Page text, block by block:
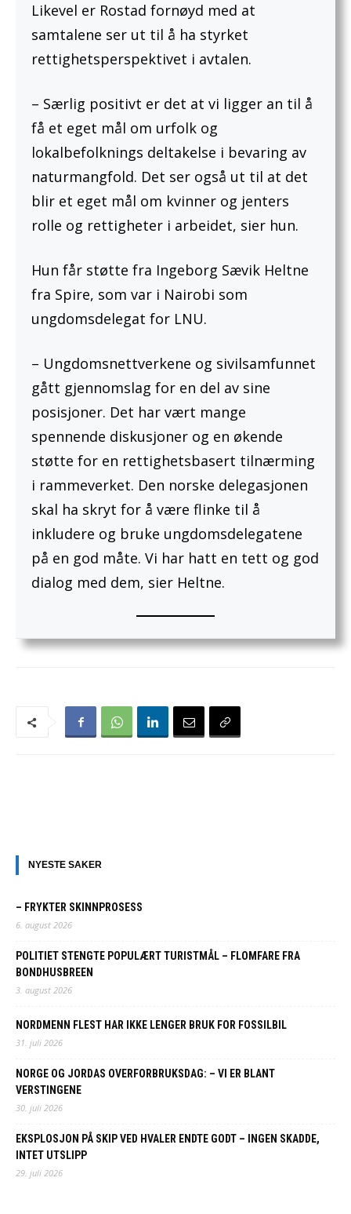
Likevel er Rostad fornøyd med at
samtalene ser ut til å ha styrket
rettighetsperspektivet i avtalen.
– Særlig positivt er det at vi ligger an til å
få et eget mål om urfolk og
lokalbefolknings deltakelse i bevaring av
naturmangfold. Det ser også ut til at det
blir et eget mål om kvinner og jenters
rolle og rettigheter i arbeidet, sier hun.
Hun får støtte fra Ingeborg Sævik Heltne
fra Spire, som var i Nairobi som
ungdomsdelegat for LNU.
– Ungdomsnettverkene og sivilsamfunnet
gått gjennomslag for en del av sine
posisjoner. Det har vært mange
spennende diskusjoner og en økende
støtte for en rettighetsbasert tilnærming
i rammeverket. Den norske delegasjonen
skal ha skryt for å være flinke til å
inkludere og bruke ungdomsdelegatene
på en god måte. Vi har hatt en tett og god
dialog med dem, sier Heltne.
NYESTE SAKER
– FRYKTER SKINNPROSESS
6. august 2026
POLITIET STENGTE POPULÆRT TURISTMÅL – FLOMFARE FRA
BONDHUSBREEN
3. august 2026
NORDMENN FLEST HAR IKKE LENGER BRUK FOR FOSSILBIL
31. juli 2026
NORGE OG JORDAS OVERFORBRUKSDAG: – VI ER BLANT
VERSTINGENE
30. juli 2026
EKSPLOSJON PÅ SKIP VED HVALER ENDTE GODT – INGEN SKADDE,
INTET UTSLIPP
29. juli 2026